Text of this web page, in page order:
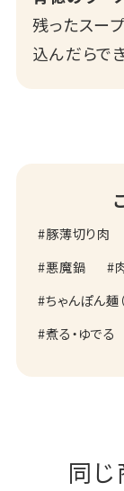
残ったスー
込んだらで
豚薄切り肉
悪魔鍋
ちゃんぽん麺
煮る・ゆでる
同